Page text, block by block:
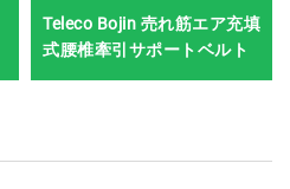
Teleco Bojin 売れ筋エア充填
式腰椎牽引サポートベルト